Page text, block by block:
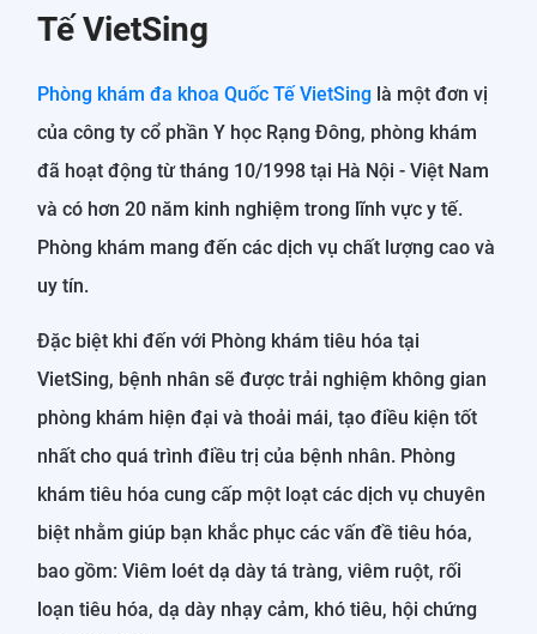
Tế VietSing
Phòng khám đa khoa Quốc Tế VietSing là một đơn vị
của công ty cổ phần Y học Rạng Đông, phòng khám
đã hoạt động từ tháng 10/1998 tại Hà Nội - Việt Nam
và có hơn 20 năm kinh nghiệm trong lĩnh vực y tế.
Phòng khám mang đến các dịch vụ chất lượng cao và
uy tín.
Đặc biệt khi đến với Phòng khám tiêu hóa tại
VietSing, bệnh nhân sẽ được trải nghiệm không gian
phòng khám hiện đại và thoải mái, tạo điều kiện tốt
nhất cho quá trình điều trị của bệnh nhân. Phòng
khám tiêu hóa cung cấp một loạt các dịch vụ chuyên
biệt nhằm giúp bạn khắc phục các vấn đề tiêu hóa,
bao gồm: Viêm loét dạ dày tá tràng, viêm ruột, rối
loạn tiêu hóa, dạ dày nhạy cảm, khó tiêu, hội chứng